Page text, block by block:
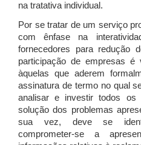
na tratativa individual.
Por se tratar de um serviço
com ênfase na
fornecedores para redução
participação de empresas
àquelas que aderem
assinatura de termo no qual
analisar e investir todos
solução dos problemas
sua vez, deve se
comprometer-se a